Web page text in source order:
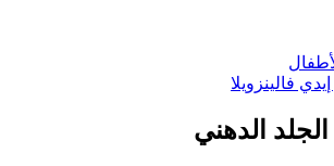
فالينزويلا
الدهني